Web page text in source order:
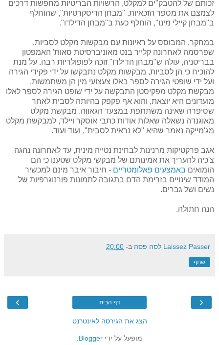
זכותם של להטבק"ים למקלט, הרשויות הבריטיות מחפשות דרכים
לצמצם את מספר הזכאיות. "מבחן הדיסקרטיות", שהוחלף
ב"מבחן קיילי מינו", הוחלף כעת ב"מבחן הדילדו".
במחקר, המבוסס על ראיונות עם מבקשות מקלט לסביות,
שפרסמה לאחרונה קלייר בנט מאוניברסיטת סאות' האמפטון
בבריטניה, עולה ש"מבחן הדילדו" זוכה לפופולריות רבה. על מנת
להוכיח כי הן לסביות, מבקשות מקלט נתבקשו על ידי פקידי הגירה
ועל ידי שופטי הגירה לספר באלו צעצועי מין הן משתמשות.
מבקשת מקלט מפקיסטן התבקשה על ידי שופט הגירה לספר לאלו
מועדונים היא יוצאת, והוא אף פקפק בהיותה לסבית לאחר
שסיפרה שאינה משתתפת במצעד הגאווה. מבקשת מקלט
מאוגנדה נשאלה שאלות אודות כתבי אוסקר ויילד, למבקשת מקלט
מג'מייקה נאמר שהיא "לא נראית לסבית", ועוד ועוד.
אגב פרקטיקות מרנינות לבחינת נטייה מינית, עד לאחרונה נהגה
צ'כיה להעריך את אמינותם של מבקשי מקלט שטענו כי הם
הומואים באמצעים פאלומטריים - חיבור איבר מינם למכשיר
המודד שינויים בזרימת הדם בתגובה לתמונות פורנוגרפיות של
נשים ושל גברים.
הנה חתולה.
Laissez Passer לסה פסה ב- 20:00
שתף
‹
› דף הבית
הצג את הגירסה לאינטרנט
מופעל על ידי Blogger